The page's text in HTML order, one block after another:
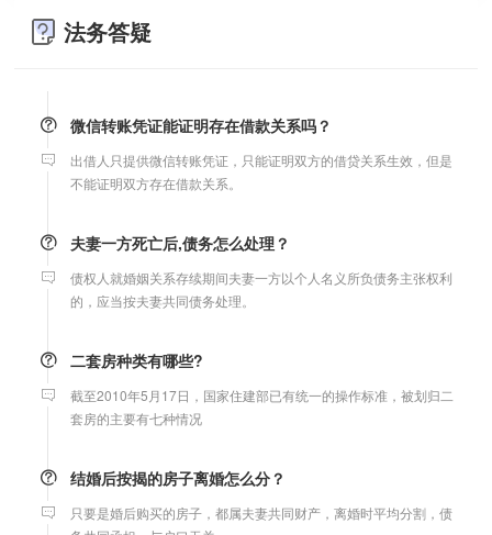
法务答疑
支票有效期是10天，法定节假日可以顺延。
微信转账凭证能证明存在借款关系吗？
不能证明双方存在借款关系。
夫妻一方死亡后,债务怎么处理？
的，应当按夫妻共同债务处理。
二套房种类有哪些?
套房的主要有七种情况
结婚后按揭的房子离婚怎么分？
务共同承担，与户口无关。